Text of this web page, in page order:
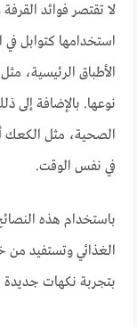
لا تقتصر فوائد
استخدامها كتوابل
الأطباق الرئيسية،
نوعها. بالإضافة إلى
الصحية، مثل الكعك
في نفس الوقت.
باستخدام هذه
الغذائي وتستفيد من
بتجربة نكهات